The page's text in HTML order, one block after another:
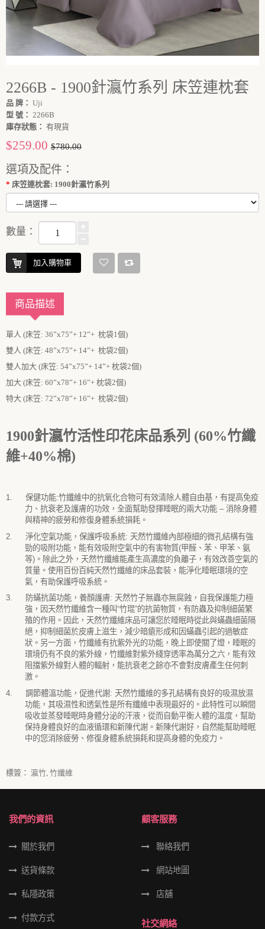
2266B - 1900針瀛竹系列 床笠連枕套
品 牌： Uji
型 號： 2266B
庫存狀態： 有現貨
$259.00 $780.00
選項及配件：
床笠連枕套: 1900針瀛竹系列
數量：
加入購物車
商品描述
單人 (床笠: 36”x75”+ 12”+ 枕袋1個)
雙人 (床笠: 48”x75”+ 14”+ 枕袋2個)
雙人加大 (床笠: 54”x75”+ 14”+ 枕袋2個)
加大 (床笠: 60”x78”+ 16”+ 枕袋2個)
特大 (床笠: 72”x78”+ 16”+ 枕袋2個)
1900針瀛竹活性印花床品系列 (60%竹纖
維+40%棉)
1. 保健功能:竹纖維中的抗氧化合物可有效清除人體自由基，有提高免疫
力、抗衰老及護膚的功效，全面幫助發揮睡眠的兩大功能 – 消除身體
與精神的疲勞和修復身體系統損耗。
2.
淨化空氣功能，保護呼吸系統: 天然竹纖維內部極細的微孔結構有強
勁的吸附功能，能有效吸附空氣中的有害物質(甲醛、苯、甲苯、氨
等) 。除此之外，天然竹纖維能產生高濃度的負離子，有效改善空氣的
質量。使用百份百純天然竹纖維的床品套裝，能淨化睡眠環境的空
氣，有助保護呼吸系統。
3.
防蟎抗菌功能，養顏護膚: 天然竹子無蟲亦無腐蝕，自我保護能力極
強，因天然竹纖維含一種叫“竹琨”的抗菌物質，有防蟲及抑制細菌繁
殖的作用。因此，天然竹纖維床品可讓您於睡眠時從此與蟎蟲細菌隔
絕，抑制細菌於皮膚上滋生，減少暗瘡形成和因蟎蟲引起的過敏症
狀。另一方面，竹纖維有抗紫外光的功能，晚上即使關了燈，睡眠的
環境仍有不良的紫外線，竹纖維對紫外綫穿透率為萬分之六，能有效
阻擋紫外線對人體的輻射，能抗衰老之餘亦不會對皮膚產生任何刺
激。
4.
調節體溫功能，促進代謝: 天然竹纖維的多孔結構有良好的吸濕放濕
功能，其吸濕性和透氣性是所有纖維中表現最好的。此特性可以瞬間
吸收並蒸發睡眠時身體分泌的汗液，從而自動平衡人體的溫度，幫助
保持身體良好的血液循環和新陳代謝。新陳代謝好，自然能幫助睡眠
中的您消除疲勞、修復身體系統損耗和提高身體的免疫力。
標簽： 瀛竹, 竹纖維
我們的資訊
關於我們
送貨條款
私隱政策
付款方式
顧客服務
聯絡我們
網站地圖
店舖
社交網絡